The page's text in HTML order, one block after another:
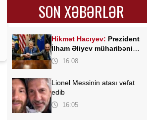
SON XƏBƏRLƏR
Hikmət Hacıyev: Prezident
İlham Əliyev müharibəni
qazandı, eyni zamanda sülhü
16:08
Lionel Messinin atası vəfat
edib
16:05